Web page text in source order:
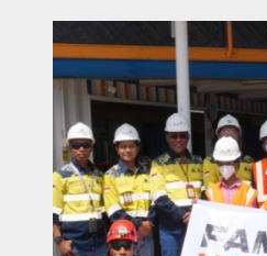
Buta
Aksara
Selimuti
Dusun
Usili,
Ini
Tindakan
Pj
Bupati
Mosso